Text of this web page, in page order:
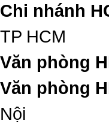
Chi nhánh
TP HCM
Văn phòng
Văn phòng
Nội